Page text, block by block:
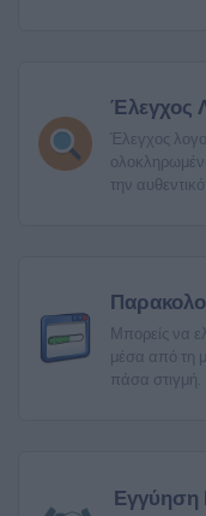
Έλεγχος
Έλεγχος
την
Μπορείς να
μέσα από τη
πάσα στιγμή.